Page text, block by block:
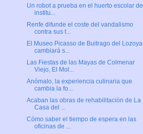
Un robot a prueba en el huerto escolar del
institu...
Renfe difunde el coste del vandalismo
contra sus t...
El Museo Picasso de Buitrago del Lozoya
cambiará s...
Las Fiestas de las Mayas de Colmenar
Viejo, El Mol...
Anómalo, la experiencia culinaria que
cambia la fo...
Acaban las obras de rehabilitación de La
Casa del ...
Cómo saber el tiempo de espera en las
oficinas de ...